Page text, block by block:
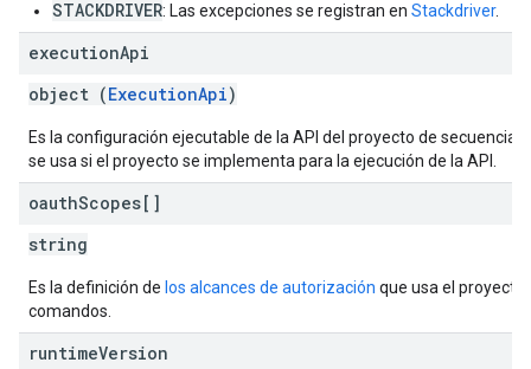
STACKDRIVER: Las excepciones se registran en Stackdriver.
executionApi
object (ExecutionApi)
Es la configuración ejecutable de la API del proyecto de secuencia
se usa si el proyecto se implementa para la ejecución de la API.
oauthScopes[]
string
Es la definición de los alcances de autorización que usa el proyecto
comandos.
runtimeVersion